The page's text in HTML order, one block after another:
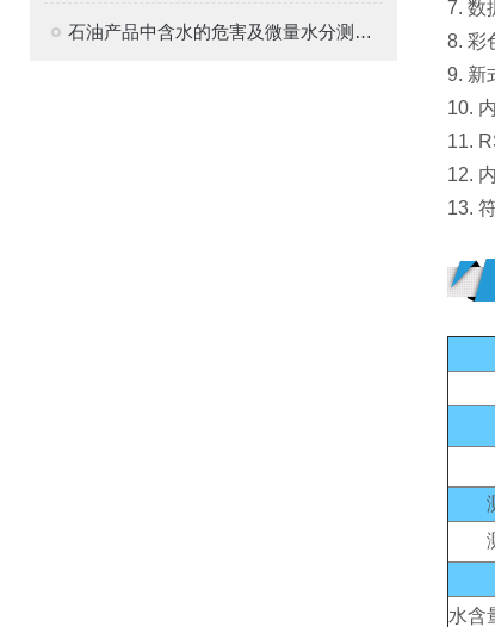
石油产品中含水的危害及微量水分测定的意义
7. 数
8. 彩
9. 新
10.
11.
12.
13.
水含